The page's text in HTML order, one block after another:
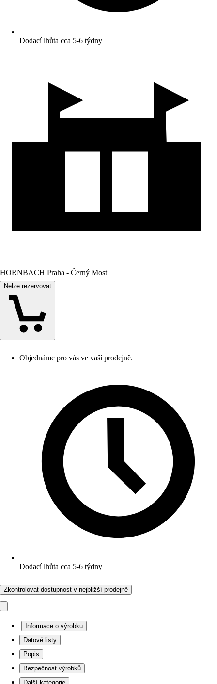
Dodací lhůta cca 5-6 týdny
HORNBACH Praha - Černý Most
Nelze rezervovat
Objednáme pro vás ve vaší prodejně.
Dodací lhůta cca 5-6 týdny
Zkontrolovat dostupnost v nejbližší prodejně
Informace o výrobku
Datové listy
Popis
Bezpečnost výrobků
Další kategorie